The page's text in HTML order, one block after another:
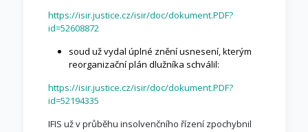
https://isir.justice.cz/isir/doc/dokument.PDF?
id=52608872
soud už vydal úplné znění usnesení, kterým
reorganizační plán dlužníka schválil:
https://isir.justice.cz/isir/doc/dokument.PDF?
id=52194335
IFIS už v průběhu insolvenčního řízení zpochybnil